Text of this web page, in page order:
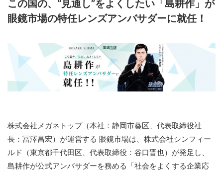
この国の、“見通し”をよくしたい「島耕作」が
眼鏡市場の特任レンズアンバサダーに就任！
株式会社メガネトップ（本社：静岡市葵区、代表取締役社
長：冨澤昌宏）が運営する 眼鏡市場は、株式会社シンフィー
ルド（東京都千代田区、代表取締役：谷口晋也）が発足し、
島耕作が公式アンバサダーを務める「社会をよくする企業応